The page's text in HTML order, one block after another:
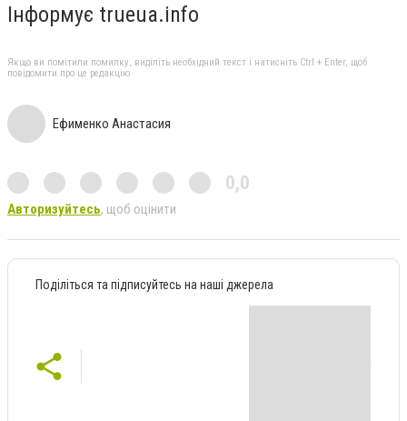
Інформує trueua.info
Якщо ви помітили помилку, виділіть необхідний текст і натисніть Ctrl + Enter, щоб
повідомити про це редакцію
Ефименко Анастасия
0,0
Авторизуйтесь, щоб оцінити
Поділіться та підписуйтесь на наші джерела